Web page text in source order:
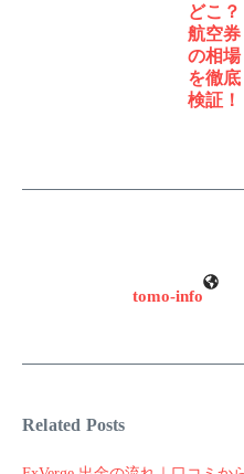
どこ？
航空券
の相場
を徹底
検証！
tomo-info
Related Posts